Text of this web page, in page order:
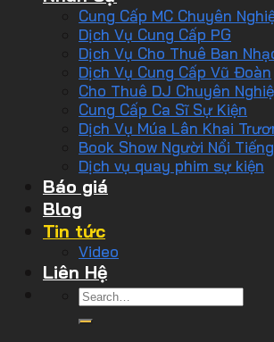
Cung Cấp MC Chuyên
Dịch Vụ Cung Cấp PG
Dịch Vụ Cho Thuê Ban
Dịch Vụ Cung Cấp Vũ Đoàn
Cho Thuê DJ Chuyên
Cung Cấp Ca Sĩ Sự Kiện
Dịch Vụ Múa Lân Khai
Book Show Người Nổi Tiếng
Dịch vụ quay phim sự kiện
Báo giá
Blog
Tin tức
Video
Liên Hệ